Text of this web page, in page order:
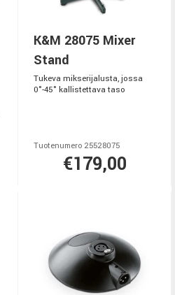
K&M 28075 Mixer
Stand
Tukeva mikserijalusta, jossa
0°-45° kallistettava taso
Tuotenumero 25528075
€179,00